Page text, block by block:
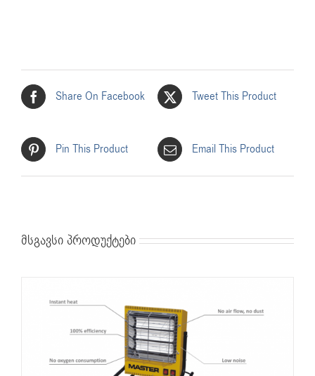
Share On Facebook Tweet This Product
Pin This Product Email This Product
მსგავსი პროდუქტები